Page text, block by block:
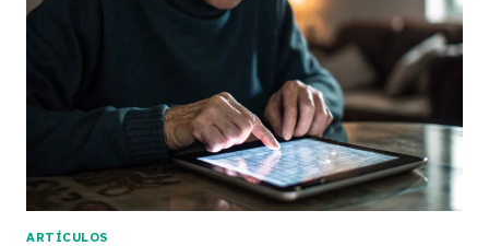
COMPETENCIAS
ARTÍCULOS